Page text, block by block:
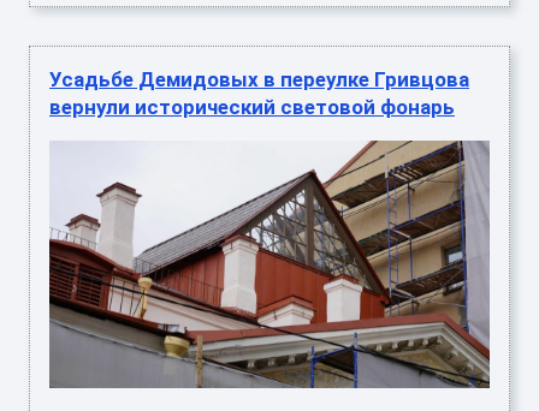
Усадьбе Демидовых в переулке Гривцова
вернули исторический световой фонарь